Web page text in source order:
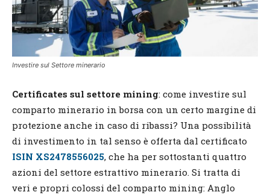
Investire sul Settore minerario
Certificates sul settore mining: come investire sul
comparto minerario in borsa con un certo margine di
protezione anche in caso di ribassi? Una possibilità
di investimento in tal senso è offerta dal certificato
ISIN XS2478556025, che ha per sottostanti quattro
azioni del settore estrattivo minerario. Si tratta di
veri e propri colossi del comparto mining: Anglo